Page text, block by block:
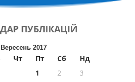
ПУБЛІКАЦІЙ
Вересень 2017
Чт Пт Сб
Нд
1
2
3